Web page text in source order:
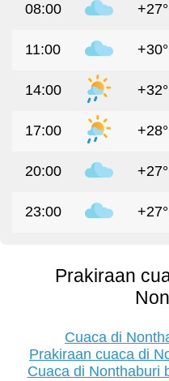
08:00
11:00
14:00
17:00
20:00
23:00
Prakiraan
Cuaca di
Prakiraan cuaca di
Cuaca di Nonthaburi